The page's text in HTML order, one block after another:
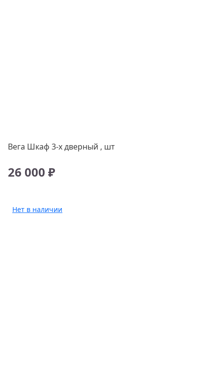
Вега Шкаф 3-х дверный , шт
26 000 ₽
Нет в наличии